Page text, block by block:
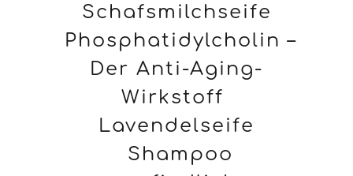
Schafsmilchseife
Phosphatidylcholin –
Der Anti-Aging-
Wirkstoff
Lavendelseife
Shampoo